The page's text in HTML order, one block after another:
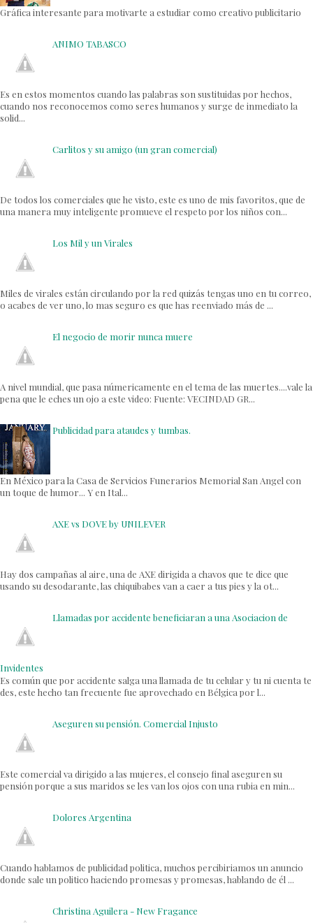
Gráfica interesante para motivarte a estudiar como creativo publicitario
ANIMO TABASCO
Es en estos momentos cuando las palabras son sustituidas por hechos,
cuando nos reconocemos como seres humanos y surge de inmediato la
solid...
Carlitos y su amigo (un gran comercial)
De todos los comerciales que he visto, este es uno de mis favoritos, que de
una manera muy inteligente promueve el respeto por los niños con...
Los Mil y un Virales
Miles de virales están circulando por la red quizás tengas uno en tu correo,
o acabes de ver uno, lo mas seguro es que has reenviado más de ...
El negocio de morir nunca muere
A nivel mundial, que pasa númericamente en el tema de las muertes....vale la
pena que le eches un ojo a este video: Fuente: VECINDAD GR...
Publicidad para ataudes y tumbas.
En México para la Casa de Servicios Funerarios Memorial San Angel con
un toque de humor... Y en Ital...
AXE vs DOVE by UNILEVER
Hay dos campañas al aire, una de AXE dirigida a chavos que te dice que
usando su desodarante, las chiquibabes van a caer a tus pies y la ot...
Llamadas por accidente beneficiaran a una Asociacion de
Invidentes
Es común que por accidente salga una llamada de tu celular y tu ni cuenta te
des, este hecho tan frecuente fue aprovechado en Bélgica por l...
Aseguren su pensión. Comercial Injusto
Este comercial va dirigido a las mujeres, el consejo final aseguren su
pensión porque a sus maridos se les van los ojos con una rubia en min...
Dolores Argentina
Cuando hablamos de publicidad politica, muchos percibiriamos un anuncio
donde sale un politico haciendo promesas y promesas, hablando de él ...
Christina Aguilera - New Fragance